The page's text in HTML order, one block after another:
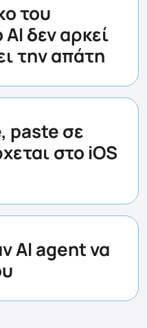
του
δεν αρκεί
την απάτη
paste σε
στο iOS
AI agent να